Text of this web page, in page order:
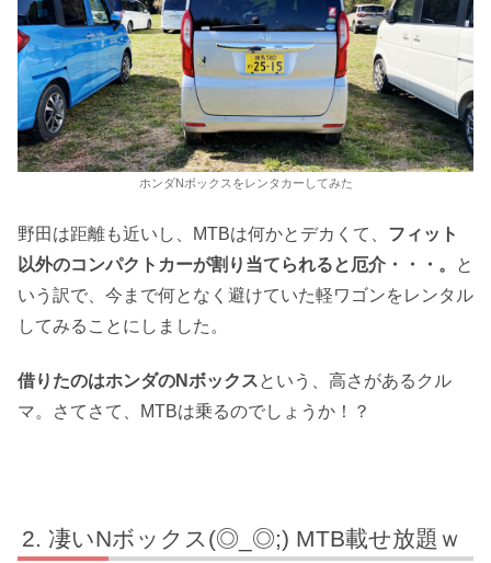
ホンダNボックスをレンタカーしてみた
野田は距離も近いし、MTBは何かとデカくて、 フィット
以外のコンパクトカーが割り当てられると厄介・・・。
と
いう訳で、今まで何となく避けていた軽ワゴンをレンタル
してみることにしました。
借りたのはホンダのNボックスという、高さがあるクル
マ。さてさて、MTBは乗るのでしょうか！？
凄いNボックス(◎_◎;) MTB載せ放題ｗ